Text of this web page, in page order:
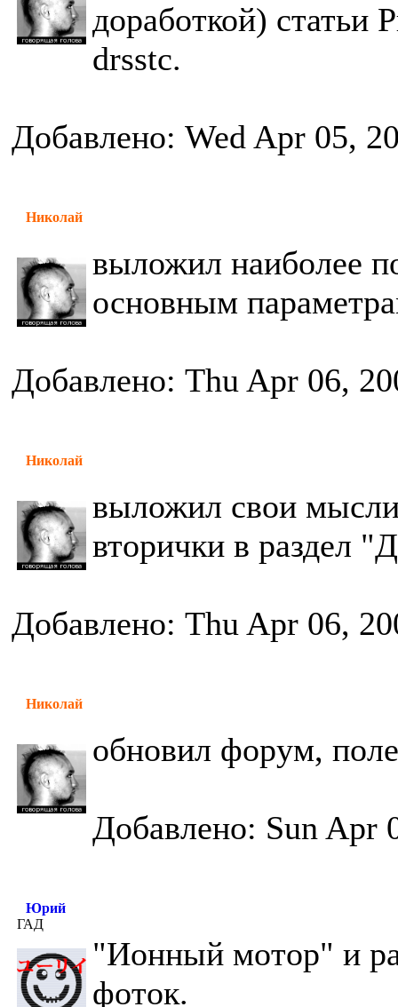
доработкой) статьи
drsstc.
Добавлено: Wed Apr 05,
Николай
выложил наиболее
основным
Добавлено: Thu Apr 06,
Николай
выложил свои
вторички в раздел
Добавлено: Thu Apr 06,
Николай
обновил форум,
Добавлено: Sun Apr
Юрий
ГАД
"Ионный мотор" и
фоток.